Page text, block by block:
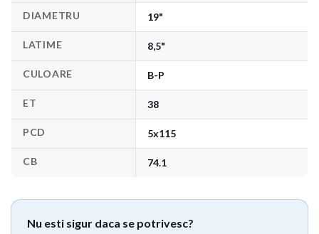
DIAMETRU 19"
LATIME 8,5"
CULOARE B-P
ET 38
PCD 5x115
CB 74.1
Nu esti sigur daca se potrivesc?